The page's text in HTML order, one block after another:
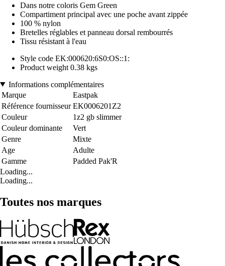
Dans notre coloris Gem Green
Compartiment principal avec une poche avant zippée
100 % nylon
Bretelles réglables et panneau dorsal rembourrés
Tissu résistant à l'eau
Style code EK:000620:6S0:OS::1:
Product weight 0.38 kgs
Informations complémentaires
Marque
Eastpak
Référence fournisseur EK0006201Z2
Couleur
1z2 gb slimmer
Couleur dominante
Vert
Genre
Mixte
Age
Adulte
Gamme
Padded Pak'R
Loading...
Loading...
Toutes nos marques